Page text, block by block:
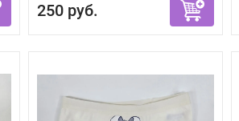
250 руб.